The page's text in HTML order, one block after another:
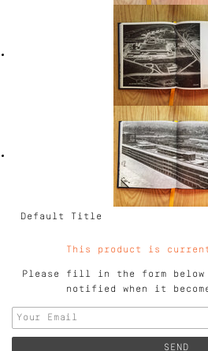
This product is
Please fill in the form
notified when it